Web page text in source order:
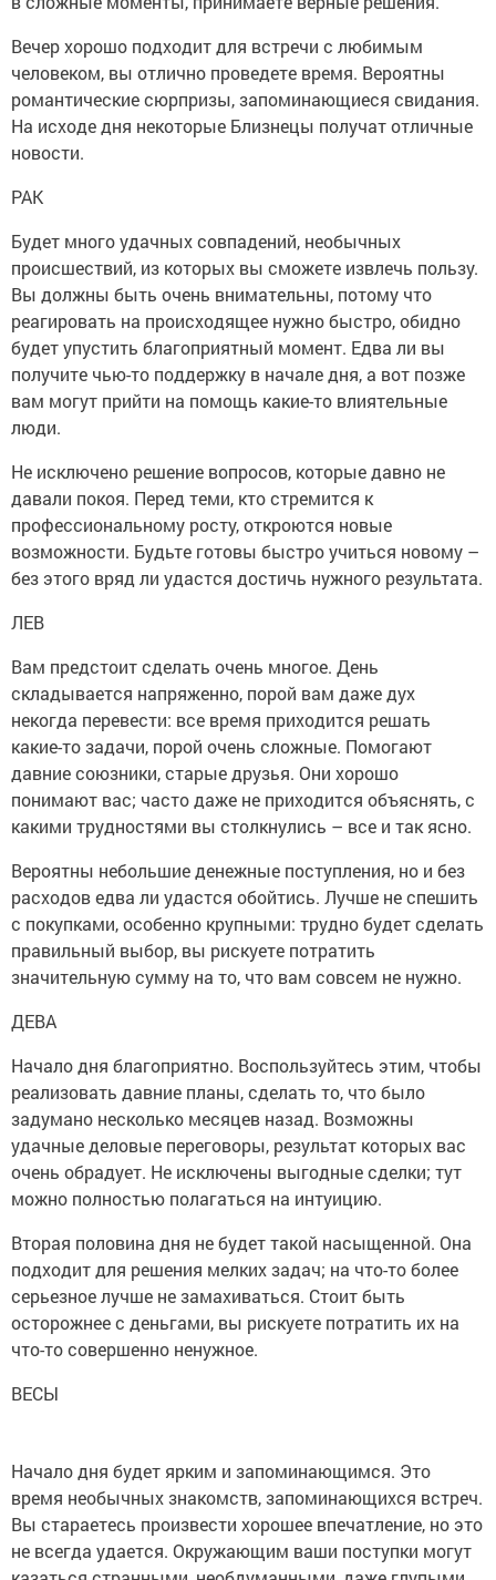
Вечер хорошо подходит для встречи с любимым
человеком, вы отлично проведете время. Вероятны
романтические сюрпризы, запоминающиеся свидания.
На исходе дня некоторые Близнецы получат отличные
новости.
РАК
Будет много удачных совпадений, необычных
происшествий, из которых вы сможете извлечь пользу.
Вы должны быть очень внимательны, потому что
реагировать на происходящее нужно быстро, обидно
будет упустить благоприятный момент. Едва ли вы
получите чью-то поддержку в начале дня, а вот позже
вам могут прийти на помощь какие-то влиятельные
люди.
Не исключено решение вопросов, которые давно не
давали покоя. Перед теми, кто стремится к
профессиональному росту, откроются новые
возможности. Будьте готовы быстро учиться новому –
без этого вряд ли удастся достичь нужного результата.
ЛЕВ
Вам предстоит сделать очень многое. День
складывается напряженно, порой вам даже дух
некогда перевести: все время приходится решать
какие-то задачи, порой очень сложные. Помогают
давние союзники, старые друзья. Они хорошо
понимают вас; часто даже не приходится объяснять, с
какими трудностями вы столкнулись – все и так ясно.
Вероятны небольшие денежные поступления, но и без
расходов едва ли удастся обойтись. Лучше не спешить
с покупками, особенно крупными: трудно будет сделать
правильный выбор, вы рискуете потратить
значительную сумму на то, что вам совсем не нужно.
ДЕВА
Начало дня благоприятно. Воспользуйтесь этим, чтобы
реализовать давние планы, сделать то, что было
задумано несколько месяцев назад. Возможны
удачные деловые переговоры, результат которых вас
очень обрадует. Не исключены выгодные сделки; тут
можно полностью полагаться на интуицию.
Вторая половина дня не будет такой насыщенной. Она
подходит для решения мелких задач; на что-то более
серьезное лучше не замахиваться. Стоит быть
осторожнее с деньгами, вы рискуете потратить их на
что-то совершенно ненужное.
ВЕСЫ
Начало дня будет ярким и запоминающимся. Это
время необычных знакомств, запоминающихся встреч.
Вы стараетесь произвести хорошее впечатление, но это
не всегда удается. Окружающим ваши поступки могут